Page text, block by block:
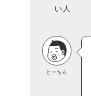
い人
とーちん